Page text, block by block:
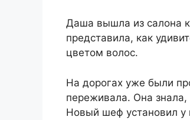
Даша вышла из салона
представила, как
цветом волос.
На дорогах уже были
переживала. Она знала,
Новый шеф установил у